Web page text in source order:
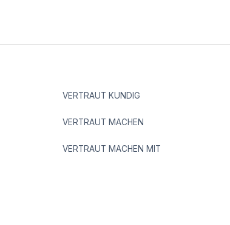
VERTRAUT KUNDIG
VERTRAUT MACHEN
VERTRAUT MACHEN MIT